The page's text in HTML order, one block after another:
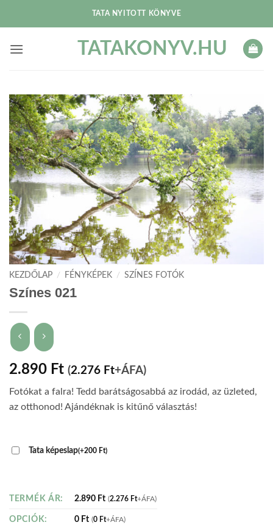
TATA NYITOTT KÖNYVE
TATAKONYV.HU
KEZDŐLAP / FÉNYKÉPEK / SZÍNES FOTÓK
Színes 021
2.890 Ft (2.276 Ft+ÁFA)
Fotókat a falra! Tedd barátságosabbá az irodád, az üzleted,
az otthonod! Ajándéknak is kitűnő választás!
Tata képeslap(+200 Ft)
TERMÉK ÁR: 2.890 Ft (2.276 Ft+ÁFA)
OPCIÓK: 0 Ft (0 Ft+ÁFA)